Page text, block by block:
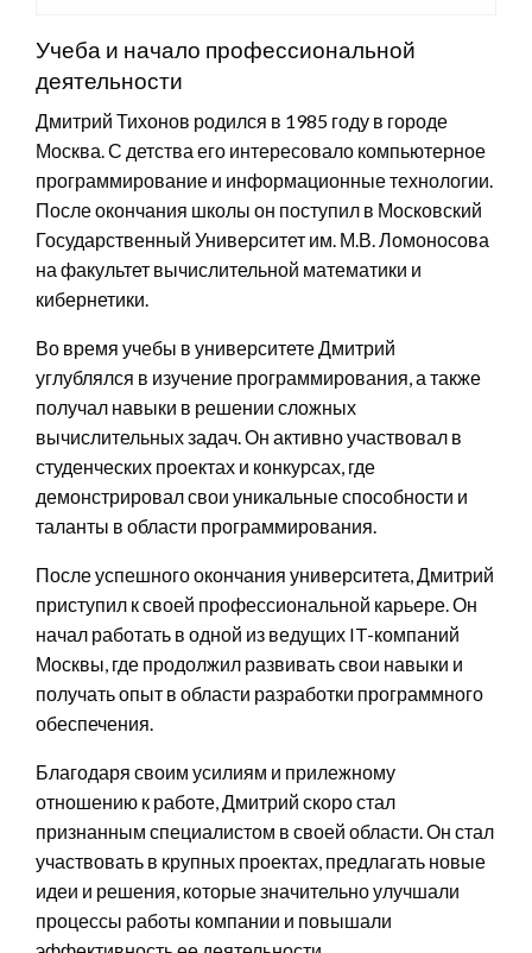
Учеба и начало профессиональной
деятельности
Дмитрий Тихонов родился в 1985 году в городе
Москва. С детства его интересовало компьютерное
программирование и информационные технологии.
После окончания школы он поступил в Московский
Государственный Университет им. М.В. Ломоносова
на факультет вычислительной математики и
кибернетики.
Во время учебы в университете Дмитрий
углублялся в изучение программирования, а также
получал навыки в решении сложных
вычислительных задач. Он активно участвовал в
студенческих проектах и конкурсах, где
демонстрировал свои уникальные способности и
таланты в области программирования.
После успешного окончания университета, Дмитрий
приступил к своей профессиональной карьере. Он
начал работать в одной из ведущих IT-компаний
Москвы, где продолжил развивать свои навыки и
получать опыт в области разработки программного
обеспечения.
Благодаря своим усилиям и прилежному
отношению к работе, Дмитрий скоро стал
признанным специалистом в своей области. Он стал
участвовать в крупных проектах, предлагать новые
идеи и решения, которые значительно улучшали
процессы работы компании и повышали